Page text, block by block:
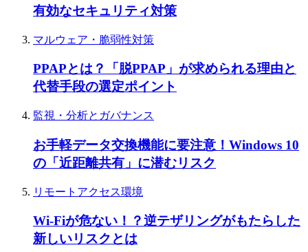
有効なセキュリティ対策
マルウェア・脆弱性対策
PPAPとは？「脱PPAP」が求められる理由と
代替手段の選定ポイント
監視・分析とガバナンス
お手軽データ交換機能に要注意！Windows 10
の「近距離共有」に潜むリスク
リモートアクセス環境
Wi-Fiが危ない！？逆テザリングがもたらした
新しいリスクとは